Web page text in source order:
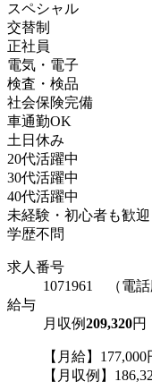
スペシャル
交替制
正社員
電気・電子
検査・検品
社会保険完備
車通勤OK
土日休み
20代活躍中
30代活躍中
40代活躍中
未経験・初心者も歓迎
学歴不問
求人番号
1071961 （電話
給与
月収例209,320円
【月給】177,000
【月収例】